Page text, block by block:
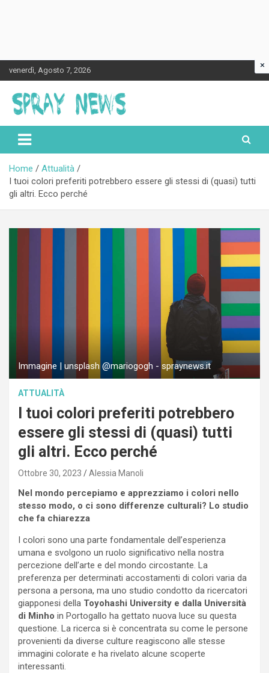
to
content
venerdì, Agosto 7, 2026
Spraynews.it
Home
Attualità
I tuoi colori preferiti potrebbero essere gli stessi di (quasi) tutti
gli altri. Ecco perché
Immagine | unsplash @mariogogh - spraynews.it
ATTUALITÀ
I tuoi colori preferiti potrebbero
essere gli stessi di (quasi) tutti
gli altri. Ecco perché
Ottobre 30, 2023 Alessia Manoli
Nel mondo percepiamo e apprezziamo i colori nello
stesso modo, o ci sono differenze culturali? Lo studio
che fa chiarezza
I colori sono una parte fondamentale dell’esperienza
umana e svolgono un ruolo significativo nella nostra
percezione dell’arte e del mondo circostante. La
preferenza per determinati accostamenti di colori varia da
persona a persona, ma uno studio condotto da ricercatori
giapponesi della Toyohashi University e dalla Università
di Minho in Portogallo ha gettato nuova luce su questa
questione. La ricerca si è concentrata su come le persone
provenienti da diverse culture reagiscono alle stesse
immagini colorate e ha rivelato alcune scoperte
interessanti.
×